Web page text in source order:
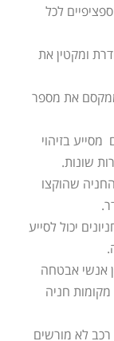
לכל
ומקטין את
את מספר
מסייע בזיהוי
שונות.
שהוקצו
יכול לסייע
אנשי אבטחה
מקומות חניה
לא מורשים